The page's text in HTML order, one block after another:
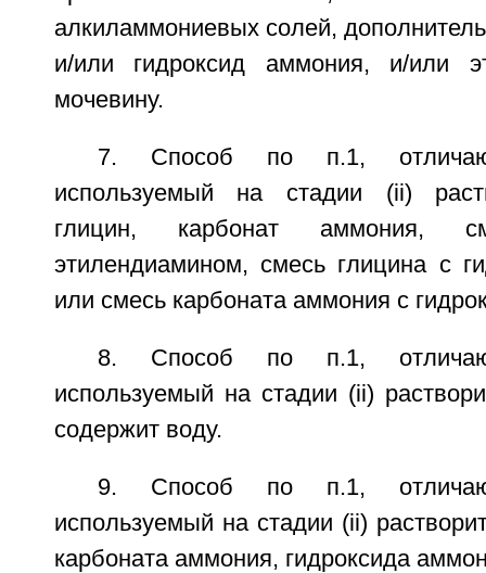
алкиламмониевых солей,
и/или гидроксид аммония, и/или
мочевину.
7. Способ по п.1,
используемый на стадии (ii)
глицин, карбонат аммония,
этилендиамином, смесь глицина с
или смесь карбоната аммония с
8. Способ по п.1,
используемый на стадии (ii)
содержит воду.
9. Способ по п.1,
используемый на стадии (ii)
карбоната аммония, гидроксида